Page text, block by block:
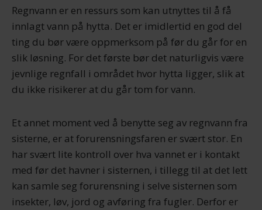
Regnvann er en ressurs som kan utnyttes til å få
innlagt vann på hytta. Det er imidlertid en god del
ting du bør være oppmerksom på før du går for en
slik løsning. For det første bør det naturligvis være
jevnlige regnfall i området hvor hytta ligger, slik at
du ikke risikerer at du går tom for vann.
Et annet moment ved å benytte seg av regnvann fra
sisterne, er at forurensningsfaren er svært stor. En
har svært lite kontroll over hva vannet er i kontakt
med før det havner i sisternen, i tillegg til at det lett
kan samle seg forurensning i selve sisternen som
insekter, løv, jord og avføring fra fugler. Derfor er